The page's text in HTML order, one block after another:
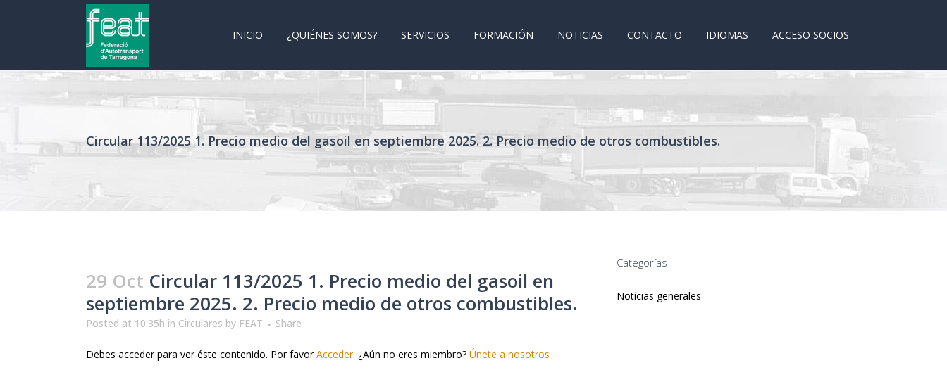
INICIO ¿QUIÉNES SOMOS? SERVICIOS FORMACIÓN NOTICIAS CONTACTO IDIOMAS ACCESO SOCIOS
Circular 113/2025 1. Precio medio del gasoil en septiembre 2025. 2. Precio medio de otros combustibles.
29 Oct Circular 113/2025 1. Precio medio del gasoil en
septiembre 2025. 2. Precio medio de otros combustibles.
Posted at 10:35h in Circulares by FEAT Share
Debes acceder para ver éste contenido. Por favorAcceder. ¿Aún no eres miembro? Únete a nosotros
Categorías
Notícias generales